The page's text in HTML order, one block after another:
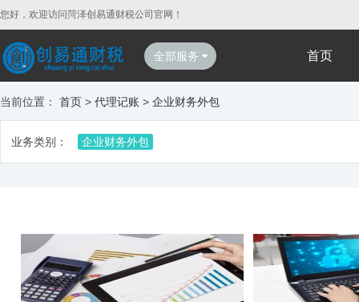
您好，欢迎访问菏泽创易通财税公司官网！
全部服务 首页
当前位置： 首页 > 代理记账 > 企业财务外包
业务类别： 企业财务外包